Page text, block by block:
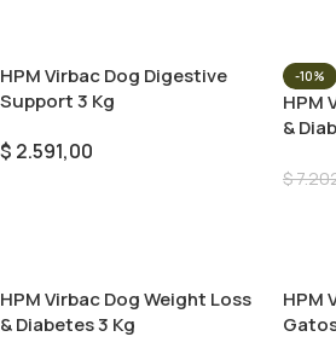
HPM Virbac Dog Digestive
Support 3 Kg
$ 2.591,00
-10%
HPM
&
$
HPM Virbac Dog Weight Loss
& Diabetes 3 Kg
HPM